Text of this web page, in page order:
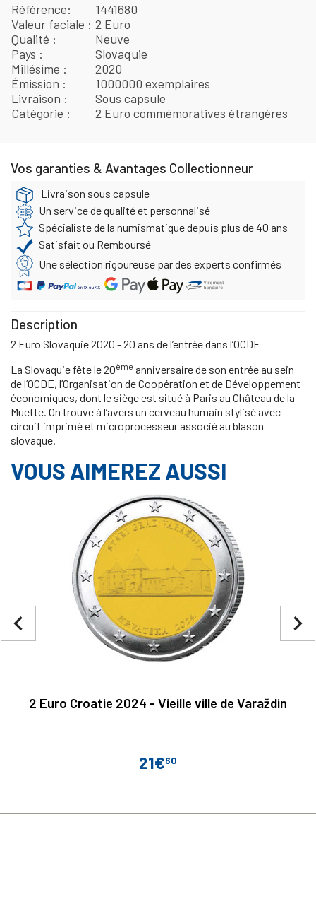
Référence
1441680
Valeur faciale
2 Euro
Qualité
Neuve
Pays
Slovaquie
Millésime
2020
Émission
1000000 exemplaires
Livraison
Sous capsule
Catégorie
2 Euro commémoratives étrangères
Vos garanties & Avantages Collectionneur
Livraison sous capsule
Un service de qualité et personnalisé
Spécialiste de la numismatique depuis plus de 40 ans
Satisfait ou Remboursé
Une sélection rigoureuse par des experts confirmés
Description
2 Euro Slovaquie 2020 - 20 ans de l’entrée dans l’OCDE
La Slovaquie fête le 20ème anniversaire de son entrée au sein
de l’OCDE, l’Organisation de Coopération et de Développement
économiques, dont le siège est situé à Paris au Château de la
Muette. On trouve à l’avers un cerveau humain stylisé avec
circuit imprimé et microprocesseur associé au blason
slovaque.
VOUS AIMEREZ AUSSI
2 Euro Croatie 2024 - Vieille ville de Varaždin
Prix
21€60
navigate_next
navigate_before